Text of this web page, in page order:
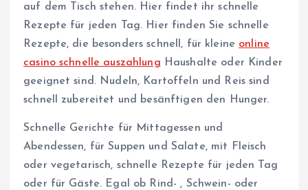
auf dem Tisch stehen. Hier findet ihr schnelle
Rezepte für jeden Tag. Hier finden Sie schnelle
Rezepte, die besonders schnell, für kleine online
casino schnelle auszahlung Haushalte oder Kinder
geeignet sind. Nudeln, Kartoffeln und Reis sind
schnell zubereitet und besänftigen den Hunger.
Schnelle Gerichte für Mittagessen und
Abendessen, für Suppen und Salate, mit Fleisch
oder vegetarisch, schnelle Rezepte für jeden Tag
oder für Gäste. Egal ob Rind- , Schwein- oder